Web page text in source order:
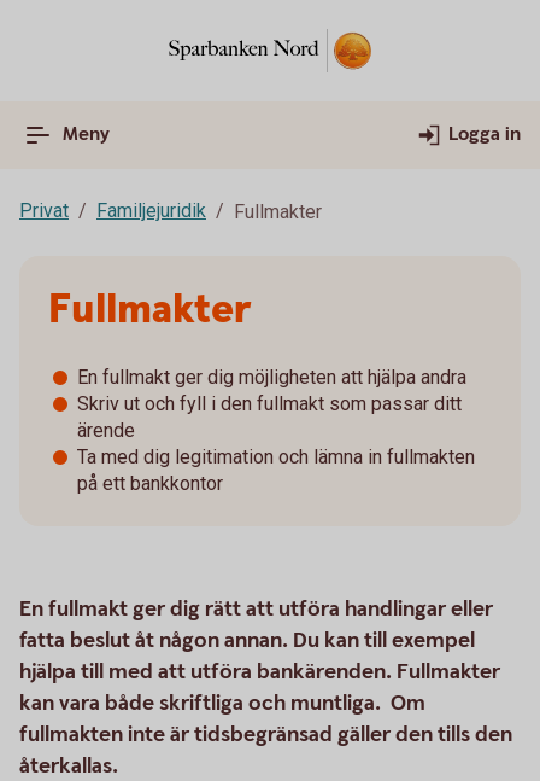
Meny Logga in
Privat Familjejuridik Fullmakter
Fullmakter
En fullmakt ger dig möjligheten att hjälpa andra
Skriv ut och fyll i den fullmakt som passar ditt
ärende
Ta med dig legitimation och lämna in fullmakten
på ett bankkontor
En fullmakt ger dig rätt att utföra handlingar eller
fatta beslut åt någon annan. Du kan till exempel
hjälpa till med att utföra bankärenden. Fullmakter
kan vara både skriftliga och muntliga. Om
fullmakten inte är tidsbegränsad gäller den tills den
återkallas.